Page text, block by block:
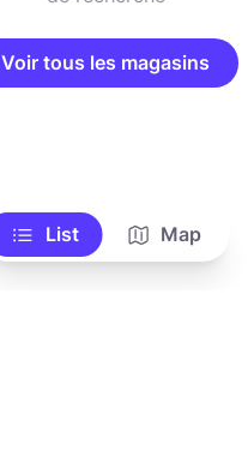
Voir tous les magasins
List Map